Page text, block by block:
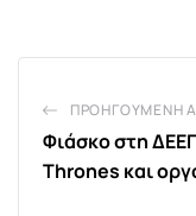
ΠΡΟΗΓΟΎΜΕΝΗ
Φιάσκο στη
Thrones και